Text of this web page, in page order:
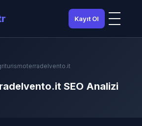
Kayıt Ol
SEO Analizi